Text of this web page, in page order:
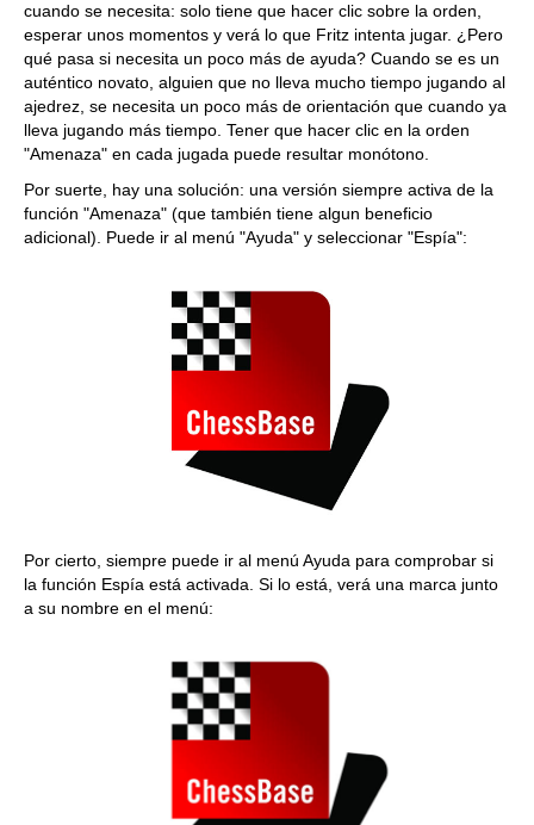
cuando se necesita: solo tiene que hacer clic sobre la orden,
esperar unos momentos y verá lo que Fritz intenta jugar. ¿Pero
qué pasa si necesita un poco más de ayuda? Cuando se es un
auténtico novato, alguien que no lleva mucho tiempo jugando al
ajedrez, se necesita un poco más de orientación que cuando ya
lleva jugando más tiempo. Tener que hacer clic en la orden
"Amenaza" en cada jugada puede resultar monótono.
Por suerte, hay una solución: una versión siempre activa de la
función "Amenaza" (que también tiene algun beneficio
adicional). Puede ir al menú "Ayuda" y seleccionar "Espía":
Por cierto, siempre puede ir al menú Ayuda para comprobar si
la función Espía está activada. Si lo está, verá una marca junto
a su nombre en el menú: